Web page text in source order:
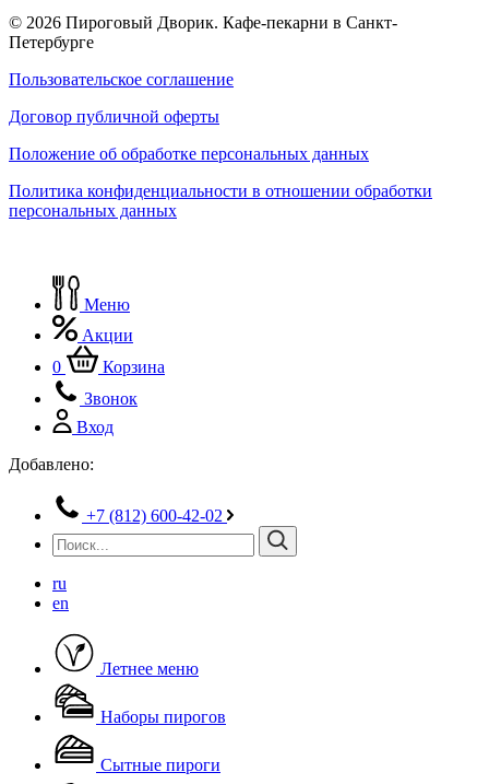
© 2026 Пироговый Дворик. Кафе-пекарни в Санкт-
Петербурге
Пользовательское соглашение
Договор публичной оферты
Положение об обработке персональных данных
Политика конфиденциальности в отношении обработки
персональных данных
Меню
Акции
0
Корзина
Звонок
Вход
Добавлено:
+7 (812) 600-42-02
ru
en
Летнее меню
Наборы пирогов
Сытные пироги